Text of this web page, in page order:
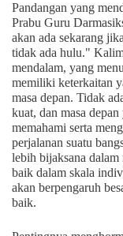
Pandangan yang
Prabu Guru
akan ada sekarang
tidak ada hulu."
mendalam, yang
memiliki keterkaitan
masa depan. Tidak
kuat, dan masa
memahami serta
perjalanan suatu
lebih bijaksana
baik dalam skala
akan berpengaruh
baik.